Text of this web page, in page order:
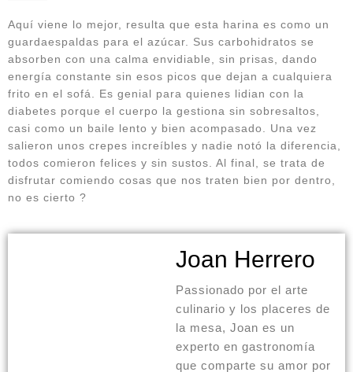
Aquí viene lo mejor, resulta que esta harina es como un
guardaespaldas para el azúcar. Sus carbohidratos se
absorben con una calma envidiable, sin prisas, dando
energía constante sin esos picos que dejan a cualquiera
frito en el sofá. Es genial para quienes lidian con la
diabetes porque el cuerpo la gestiona sin sobresaltos,
casi como un baile lento y bien acompasado. Una vez
salieron unos crepes increíbles y nadie notó la diferencia,
todos comieron felices y sin sustos. Al final, se trata de
disfrutar comiendo cosas que nos traten bien por dentro,
no es cierto ?
Joan Herrero
Passionado por el arte
culinario y los placeres de
la mesa, Joan es un
experto en gastronomía
que comparte su amor por